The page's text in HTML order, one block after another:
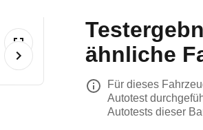
ähnliche
Für dieses
Autotest
Autotests dieser